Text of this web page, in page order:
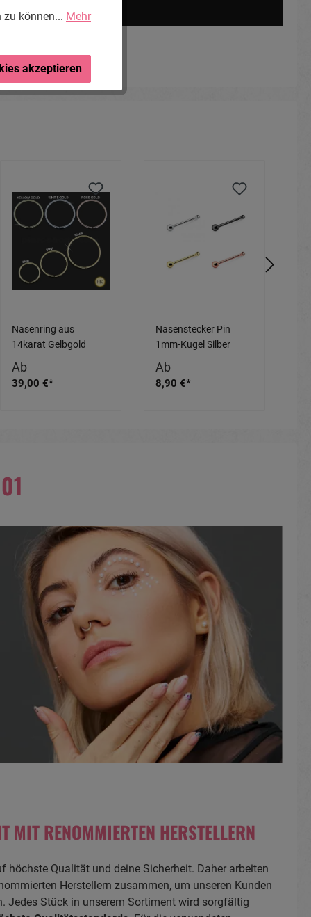
Nasenring aus
14karat Gelbgold
Weissgold Roségold
0.6mm mit
Geschenkbox
Ab
39,00 €*
Nasenstecker Pin
1mm-Kugel Silber
silberfarbig schwarz
goldfarbig
roségoldfarbig
Ab
8,90 €*
MIT RENOMMIERTEN HERSTELLERN
höchste Qualität und deine Sicherheit. Daher arbeiten
Herstellern zusammen, um unseren Kunden
Jedes Stück in unserem Sortiment wird sorgfältig
können... Mehr
akzeptieren